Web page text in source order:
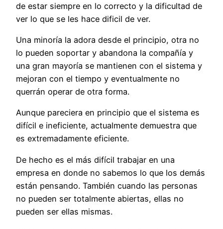
de estar siempre en lo correcto y la dificultad de
ver lo que se les hace dificil de ver.
Una minoría la adora desde el principio, otra no
lo pueden soportar y abandona la compañía y
una gran mayoría se mantienen con el sistema y
mejoran con el tiempo y eventualmente no
querrán operar de otra forma.
Aunque pareciera en principio que el sistema es
difícil e ineficiente, actualmente demuestra que
es extremadamente eficiente.
De hecho es el más difícil trabajar en una
empresa en donde no sabemos lo que los demás
están pensando. También cuando las personas
no pueden ser totalmente abiertas, ellas no
pueden ser ellas mismas.